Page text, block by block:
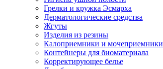
Грелки и кружка Эсмарха
Дерматологические средства
Жгуты
Изделия из резины
Калоприемники и мочеприемники
Контейнеры для биоматериала
Корректирующее белье